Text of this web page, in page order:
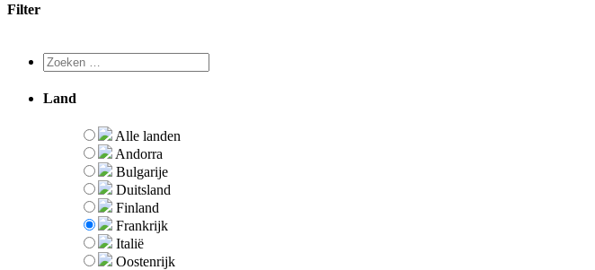
Filter
Land
Alle landen
Andorra
Bulgarije
Duitsland
Finland
Frankrijk
Italië
Oostenrijk